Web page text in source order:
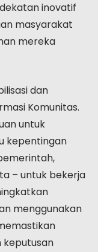
inovatif
masyarakat
mereka
dan
Komunitas.
untuk
kepentingan
– untuk bekerja
menggunakan
keputusan